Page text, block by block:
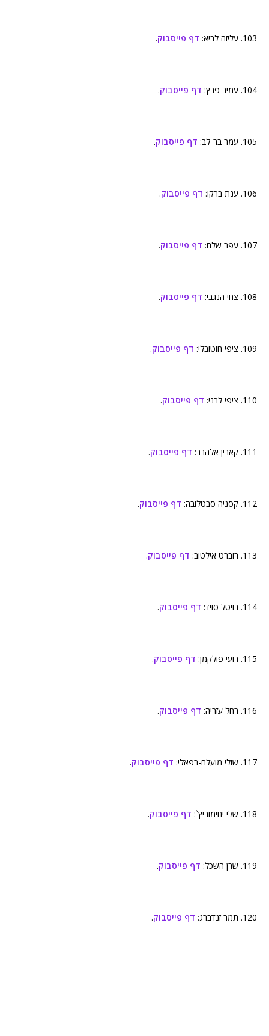
103. עליזה לביא: דף פייסבוק.
104. עמיר פרץ: דף פייסבוק.
105. עמר בר-לב: דף פייסבוק.
106. ענת ברקו: דף פייסבוק.
107. עפר שלח: דף פייסבוק.
108. צחי הנגבי: דף פייסבוק.
109. ציפי חוטובלי: דף פייסבוק.
110. ציפי לבני: דף פייסבוק.
111. קארין אלהרר: דף פייסבוק.
112. קסניה סבטלובה: דף פייסבוק.
113. רוברט אילטוב: דף פייסבוק.
114. רויטל סויד: דף פייסבוק.
115. רועי פולקמן: דף פייסבוק.
116. רחל עזריה: דף פייסבוק.
117. שולי מועלם-רפאלי: דף פייסבוק.
118. שלי יחימוביץ`: דף פייסבוק.
119. שרן השכל: דף פייסבוק.
120. תמר זנדברג: דף פייסבוק.